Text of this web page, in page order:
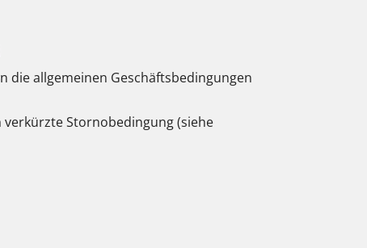
die allgemeinen Geschäftsbedingungen
Stornobedingung (siehe